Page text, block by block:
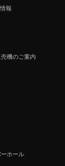
報
機のご案内
ホール